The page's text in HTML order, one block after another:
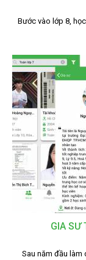
Bước vào lớp 8,
GIA SƯ
Sau năm đầu làm